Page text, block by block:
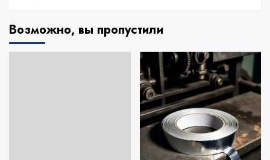
Возможно, вы пропустили